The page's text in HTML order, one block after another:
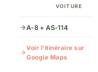
VOITURE
A-8 + AS-114
Voir l'itinéraire sur
Google Maps